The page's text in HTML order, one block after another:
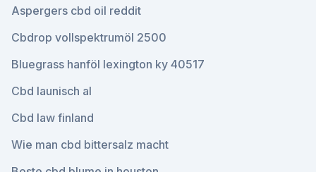
Aspergers cbd oil reddit
Cbdrop vollspektrumöl 2500
Bluegrass hanföl lexington ky 40517
Cbd launisch al
Cbd law finland
Wie man cbd bittersalz macht